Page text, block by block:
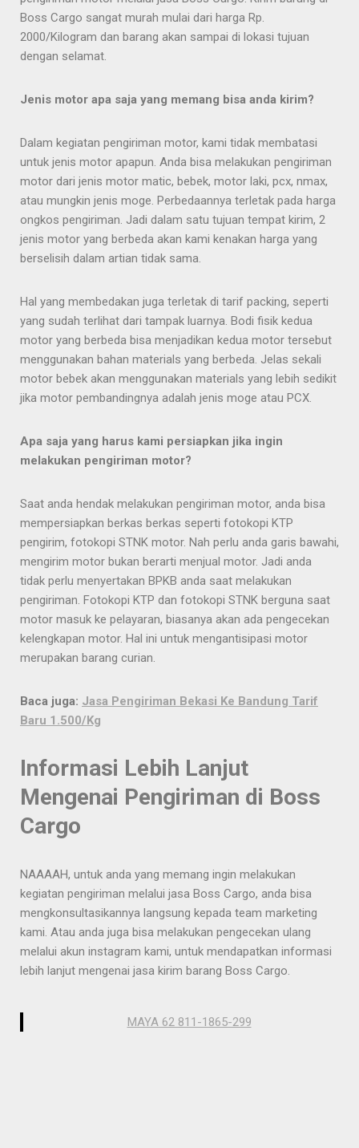
Boss Cargo sangat murah mulai dari harga Rp.
2000/Kilogram dan barang akan sampai di lokasi tujuan
dengan selamat.
Jenis motor apa saja yang memang bisa anda kirim?
Dalam kegiatan pengiriman motor, kami tidak membatasi
untuk jenis motor apapun. Anda bisa melakukan pengiriman
motor dari jenis motor matic, bebek, motor laki, pcx, nmax,
atau mungkin jenis moge. Perbedaannya terletak pada harga
ongkos pengiriman. Jadi dalam satu tujuan tempat kirim, 2
jenis motor yang berbeda akan kami kenakan harga yang
berselisih dalam artian tidak sama.
Hal yang membedakan juga terletak di tarif packing, seperti
yang sudah terlihat dari tampak luarnya. Bodi fisik kedua
motor yang berbeda bisa menjadikan kedua motor tersebut
menggunakan bahan materials yang berbeda. Jelas sekali
motor bebek akan menggunakan materials yang lebih sedikit
jika motor pembandingnya adalah jenis moge atau PCX.
Apa saja yang harus kami persiapkan jika ingin
melakukan pengiriman motor?
Saat anda hendak melakukan pengiriman motor, anda bisa
mempersiapkan berkas berkas seperti fotokopi KTP
pengirim, fotokopi STNK motor. Nah perlu anda garis bawahi,
mengirim motor bukan berarti menjual motor. Jadi anda
tidak perlu menyertakan BPKB anda saat melakukan
pengiriman. Fotokopi KTP dan fotokopi STNK berguna saat
motor masuk ke pelayaran, biasanya akan ada pengecekan
kelengkapan motor. Hal ini untuk mengantisipasi motor
merupakan barang curian.
Baca juga: Jasa Pengiriman Bekasi Ke Bandung Tarif
Baru 1.500/Kg
Informasi Lebih Lanjut
Mengenai Pengiriman di Boss
Cargo
NAAAAH, untuk anda yang memang ingin melakukan
kegiatan pengiriman melalui jasa Boss Cargo, anda bisa
mengkonsultasikannya langsung kepada team marketing
kami. Atau anda juga bisa melakukan pengecekan ulang
melalui akun instagram kami, untuk mendapatkan informasi
lebih lanjut mengenai jasa kirim barang Boss Cargo.
MAYA 62 811-1865-299